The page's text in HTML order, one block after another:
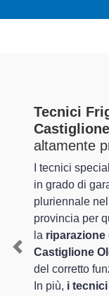
Tecnici
altamente
I tecnici
in grado di
pluriennale
provincia per
la
Castiglione
del corretto
In più, i
Previous